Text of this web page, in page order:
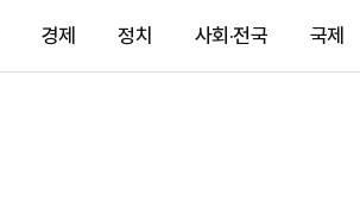
경제 정치 사회·전국 국제